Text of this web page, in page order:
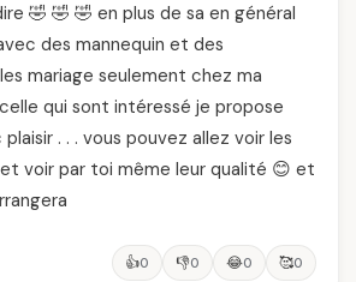
🤣 🤣 🤣 en plus de sa en général
des mannequin et des
mariage seulement chez ma
qui sont intéressé je propose
. . . vous pouvez allez voir les
voir par toi même leur qualité 😊 et
👍0 👎0 😂0 🥰0